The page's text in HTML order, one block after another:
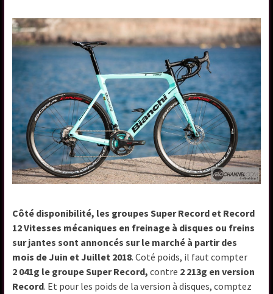
Côté disponibilité, les groupes Super Record et Record
12 Vitesses mécaniques en freinage à disques ou freins
sur jantes sont annoncés sur le marché à partir des
mois de Juin et Juillet 2018. Coté poids, il faut compter
2 041g le groupe Super Record,contre 2 213g en version
Record. Et pour les poids de la version à disques, comptez